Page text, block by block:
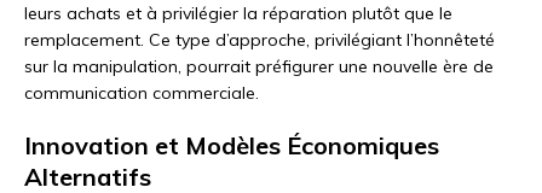
leurs achats et à privilégier la réparation plutôt que le
remplacement. Ce type d’approche, privilégiant l’honnêteté
sur la manipulation, pourrait préfigurer une nouvelle ère de
communication commerciale.
Innovation et Modèles Économiques
Alternatifs